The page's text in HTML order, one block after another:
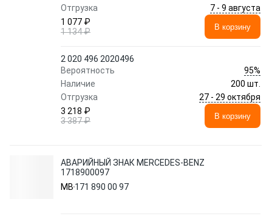
Отгрузка
7 - 9 августа
1 077 ₽
1 134 ₽
В корзину
2 020 496 2020496
Вероятность
95%
Наличие
200 шт.
Отгрузка
27 - 29 октября
3 218 ₽
3 387 ₽
В корзину
АВАРИЙНЫЙ ЗНАК MERCEDES-BENZ
1718900097
MB 171 890 00 97